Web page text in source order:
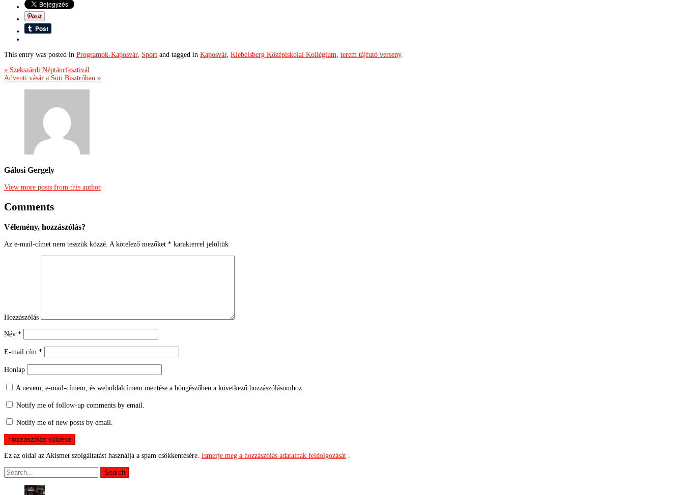
This entry was posted in Programok-Kaposvár, Sport and tagged in Kaposvár, Klebelsberg Középiskolai Kollégium, terem tájfutó verseny.
« Szekszárdi Néptáncfesztivál
Adventi vásár a Süti Bisztróban »
Gálosi Gergely
View more posts from this author
Comments
Vélemény, hozzászólás?
Az e-mail-címet nem tesszük közzé. A kötelező mezőket * karakterrel jelöltük
Hozzászólás
Név *
E-mail cím *
Honlap
A nevem, e-mail-címem, és weboldalcímem mentése a böngészőben a következő hozzászólásomhoz.
Notify me of follow-up comments by email.
Notify me of new posts by email.
Ez az oldal az Akismet szolgáltatást használja a spam csökkentésére. Ismerje meg a hozzászólás adatainak feldolgozását .